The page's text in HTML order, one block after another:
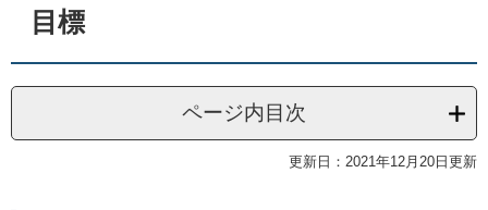
本
目標
ページ内目次
更新日：2021年12月20日更新